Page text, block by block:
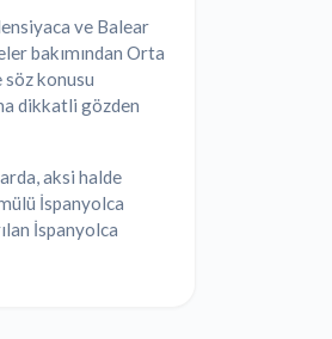
ve Balear
bakımından Orta
söz konusu
dikkatli gözden
aksi halde
İspanyolca
İspanyolca